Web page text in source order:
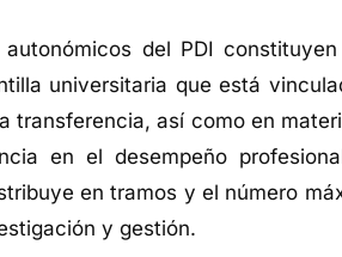
autonómicos del PDI
universitaria que está
transferencia, así como en
en el desempeño
en tramos y el número
y gestión.